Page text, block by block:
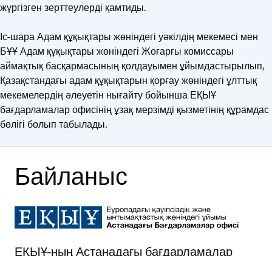
жүргізген зерттеулерді қамтиды.
Іс-шара Адам құқықтары жөніндегі уәкілдің мекемесі мен
БҰҰ Адам құқықтары жөніндегі Жоғарғы комиссары
аймақтық басқармасының қолдауымен ұйымдастырылып,
Қазақстандағы адам құқықтарын қорғау жөніндегі ұлттық
мекемелердің әлеуетін нығайту бойынша ЕҚЫҰ
бағдарламалар офисінің ұзақ мерзімді қызметінің құрамдас
бөлігі болып табылады.
Байланыс
ЕҚЫҰ-ның Астанадағы бағдарламалар